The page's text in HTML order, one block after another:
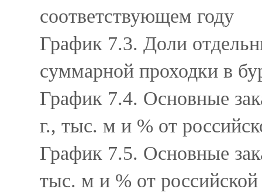
соответствующем году
График 7.3. Доли
суммарной проходки в
График 7.4. Основные
г., тыс. м и % от
График 7.5. Основные
тыс. м и % от